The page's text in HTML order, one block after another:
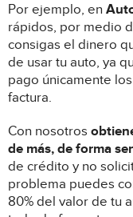
Por ejemplo, en
rápidos, por medio
consigas el dinero
de usar tu auto, ya
pago únicamente
factura.
Con nosotros
de más, de forma
de crédito y no
problema puedes
80% del valor de tu